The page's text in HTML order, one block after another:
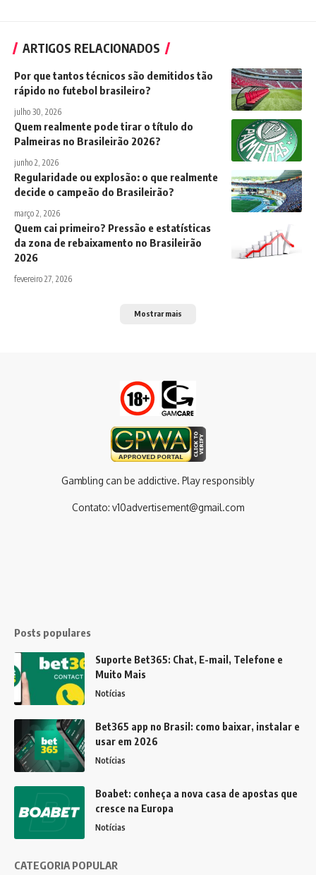
ARTIGOS RELACIONADOS
Por que tantos técnicos são demitidos tão
rápido no futebol brasileiro?
julho 30, 2026
Quem realmente pode tirar o título do
Palmeiras no Brasileirão 2026?
junho 2, 2026
Regularidade ou explosão: o que realmente
decide o campeão do Brasileirão?
março 2, 2026
Quem cai primeiro? Pressão e estatísticas
da zona de rebaixamento no Brasileirão
2026
fevereiro 27, 2026
Mostrar mais
Gambling can be addictive. Play responsibly
Contato: v10advertisement@gmail.com
Posts populares
Suporte Bet365: Chat, E-mail, Telefone e
Muito Mais
Notícias
Bet365 app no Brasil: como baixar, instalar e
usar em 2026
Notícias
Boabet: conheça a nova casa de apostas que
cresce na Europa
Notícias
CATEGORIA POPULAR